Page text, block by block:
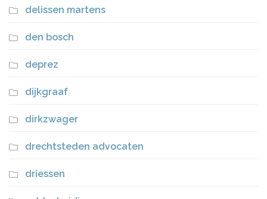
delissen martens
den bosch
deprez
dijkgraaf
dirkzwager
drechtsteden advocaten
driessen